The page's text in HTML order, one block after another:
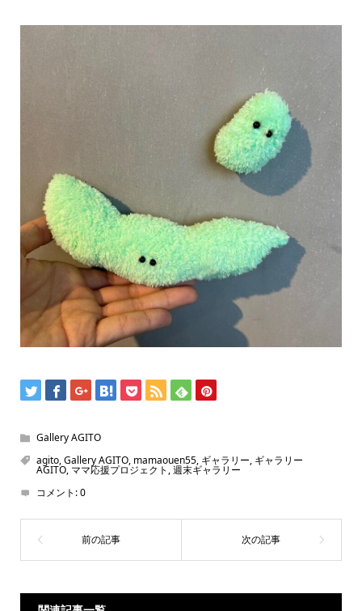
Gallery AGITO
agito,Gallery AGITO, mamaouen55, ギャラリー, ギャラリー
AGITO, ママ応援プロジェクト,週末ギャラリー
コメント:0